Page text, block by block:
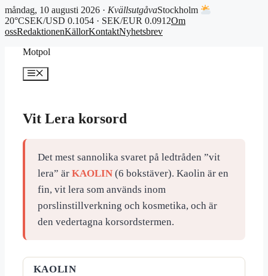
måndag, 10 augusti 2026 · KvällsutgåvaStockholm
20°CSEK/USD 0.1054 · SEK/EUR 0.0912Om
ossRedaktionenKällorKontaktNyhetsbrev
Motpol
Meny
Vit Lera korsord
Det mest sannolika svaret på ledtråden ”vit
lera” är KAOLIN(6 bokstäver). Kaolin är en
fin, vit lera som används inom
porslinstillverkning och kosmetika, och är
den vedertagna korsordstermen.
KAOLIN